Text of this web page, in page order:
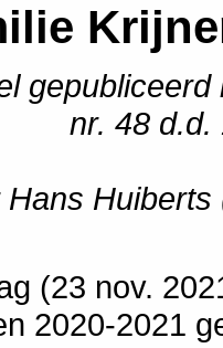
nr. 48 d.d.
Hans
(23 nov.
2020-2021